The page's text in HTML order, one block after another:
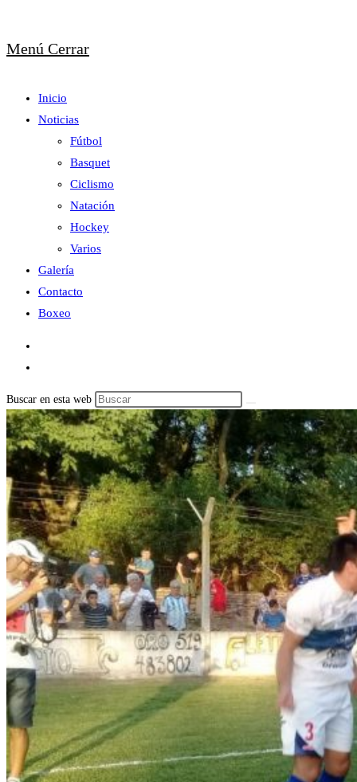
Menú Cerrar
Inicio
Noticias
Fútbol
Basquet
Ciclismo
Natación
Hockey
Varios
Galería
Contacto
Boxeo
Buscar en esta web